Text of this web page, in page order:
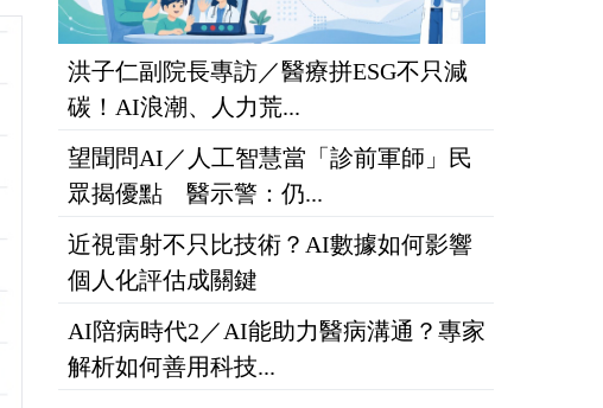
洪子仁副院長專訪／醫療拼ESG不只減
碳！AI浪潮、人力荒...
望聞問AI／人工智慧當「診前軍師」民
眾揭優點 醫示警：仍...
近視雷射不只比技術？AI數據如何影響
個人化評估成關鍵
AI陪病時代2／AI能助力醫病溝通？專家
解析如何善用科技...